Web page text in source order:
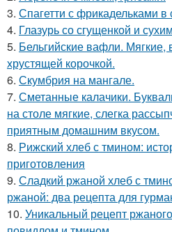
3. Спагетти с фрикадельками
4. Глазурь со сгущенкой и
5. Бельгийские вафли.
хрустящей корочкой.
6. Скумбрия на мангале.
7. Сметанные калачики.
на столе мягкие, слегка
приятным домашним вкусом.
8. Рижский хлеб с тмином:
приготовления
9. Сладкий ржаной хлеб с
ржаной: два рецепта для
10. Уникальный рецепт